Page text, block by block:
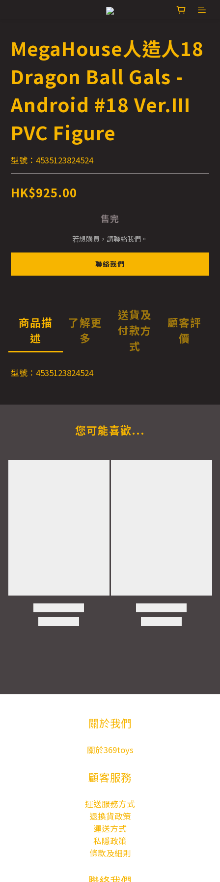
MegaHouse人造人18
Dragon Ball Gals -
Android #18 Ver.III
PVC Figure
型號：4535123824524
HK$925.00
售完
若想購買，請聯絡我們。
聯絡我們
商品描
述
了解更
多
送貨及
付款方
式
顧客評
價
型號：4535123824524
您可能喜歡...
關於我們
關於369toys
顧客服務
運送服務方式
退換貨政策
運送方式
私隱政策
條款及細則